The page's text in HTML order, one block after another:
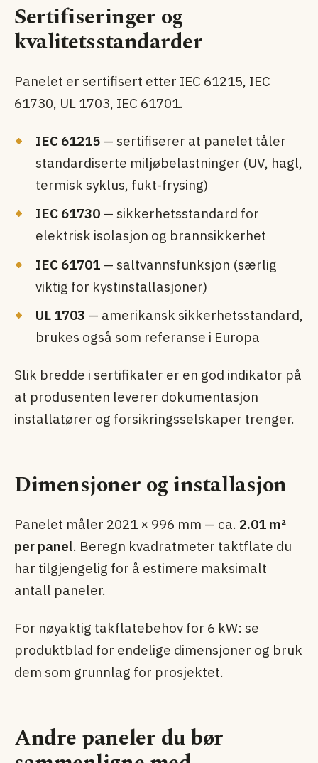
Sertifiseringer og
kvalitetsstandarder
Panelet er sertifisert etter IEC 61215, IEC
61730, UL 1703, IEC 61701.
IEC 61215 — sertifiserer at panelet tåler
standardiserte miljøbelastninger (UV, hagl,
termisk syklus, fukt-frysing)
IEC 61730 — sikkerhets­standard for
elektrisk isolasjon og brann­sikkerhet
IEC 61701 — saltvannsfunksjon (særlig
viktig for kystinstallasjoner)
UL 1703 — amerikansk sikkerhets­standard,
brukes også som referanse i Europa
Slik bredde i sertifikater er en god indikator på
at produsenten leverer dokumentasjon
installatører og forsikringsselskaper trenger.
Dimensjoner og installasjon
Panelet måler 2021 × 996 mm — ca. 2.01 m²
per panel. Beregn kvadratmeter taktflate du
har tilgjengelig for å estimere maksimalt
antall paneler.
For nøyaktig takflatebehov for 6 kW: se
produktblad for endelige dimensjoner og bruk
dem som grunnlag for prosjektet.
Andre paneler du bør